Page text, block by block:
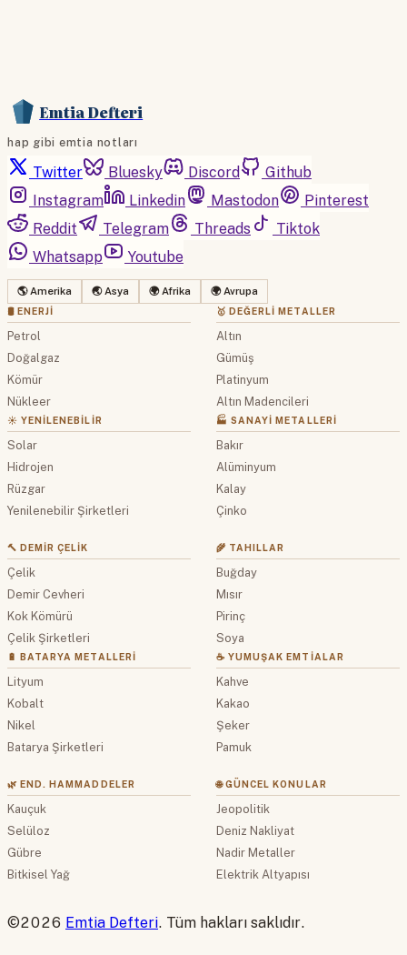
Emtia Defteri
hap gibi emtia notları
Twitter Bluesky Discord
Github
Instagram
Linkedin Mastodon
Pinterest
Reddit
Telegram Threads
Tiktok
Whatsapp
Youtube
🌎 Amerika 🌏 Asya 🌍 Afrika 🌍 Avrupa
🛢 ENERJI
Petrol
Doğalgaz
Kömür
Nükleer
☀️ YENILENEBILIR
Solar
Hidrojen
Rüzgar
Yenilenebilir Şirketleri
🥇 DEĞERLI METALLER
Altın
Gümüş
Platinyum
Altın Madencileri
🏭 SANAYI METALLERI
Bakır
Alüminyum
Kalay
Çinko
🔨 DEMIR ÇELIK
Çelik
Demir Cevheri
Kok Kömürü
Çelik Şirketleri
🔋 BATARYA METALLERI
Lityum
Kobalt
Nikel
Batarya Şirketleri
🌾 TAHILLAR
Buğday
Mısır
Pirinç
Soya
☕ YUMUŞAK EMTIALAR
Kahve
Kakao
Şeker
Pamuk
🌿 END. HAMMADDELER
Kauçuk
Selüloz
Gübre
Bitkisel Yağ
🌐 GÜNCEL KONULAR
Jeopolitik
Deniz Nakliyat
Nadir Metaller
Elektrik Altyapısı
©2026 Emtia Defteri. Tüm hakları saklıdır.